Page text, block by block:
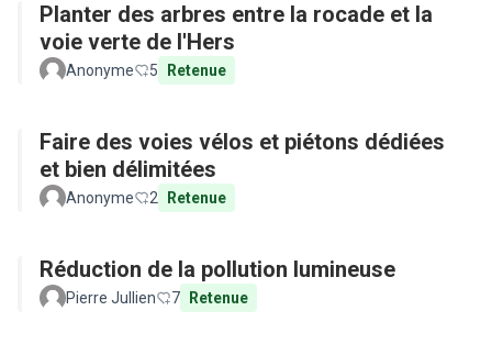
Planter des arbres entre la rocade et la
voie verte de l'Hers
Anonyme 5 Retenue
Faire des voies vélos et piétons dédiées
et bien délimitées
Anonyme 2 Retenue
Réduction de la pollution lumineuse
Pierre Jullien 7 Retenue